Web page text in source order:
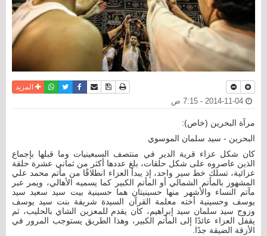
نسخة للطباعة
حفظ الموضوع
أرسل الى صديق
فيسبوكتويترواتسابالمزيد
مرآة البحرين (خاص):
البحرين - سيد سلمان الموسوي
كان شكل عزاء قرية الدير في منتصف السبعينيات وما قبلها بإجماع
الذين عاصروه على شكل حلقات، بلغ عددها أكثر من ثماني عشرة حلقة
عزائية، تسلك خط سير واحد، إذ يبدأ العزاء انطلاقًا من مأتم محمد علي
المشهور بالمأتم الشمالي أو المأتم الكبير كما يسميه الأهالي، ويمر عبر
مآتم النساء والأشهر منها حسينيتان هما حسينية بيت سيد سعيد سيد
يوسف وحسينية أخته معلمة القرآن السيدة شريفة بنت سيد يوسف
وزوج سيد سلمان سيد إبراهيم، كان يقدم للمعزين الشاي بالحليب، ثم
يقفل العزاء عائدًا إلى المأتم الكبير، وهذا الطريق يستوجب المرور في
الأزقة الضيقة جدًا.